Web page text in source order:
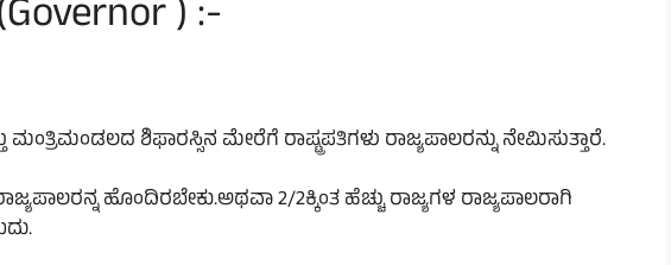
) :-
ಮಂತ್ರಿಮಂಡಲದ ಶಿಫಾರಸ್ಸಿನ ಮೇರೆಗೆ ರಾಷ್ಟ್ರಪತಿಗಳು ರಾಜ್ಯಪಾಲರನ್ನು ನೇಮಿಸುತ್ತಾರೆ.
ಹೊಂದಿರಬೇಕು.ಅಥವಾ 2/2ಕ್ಕಿಂತ ಹೆಚ್ಚು ರಾಜ್ಯಗಳ ರಾಜ್ಯಪಾಲರಾಗಿ